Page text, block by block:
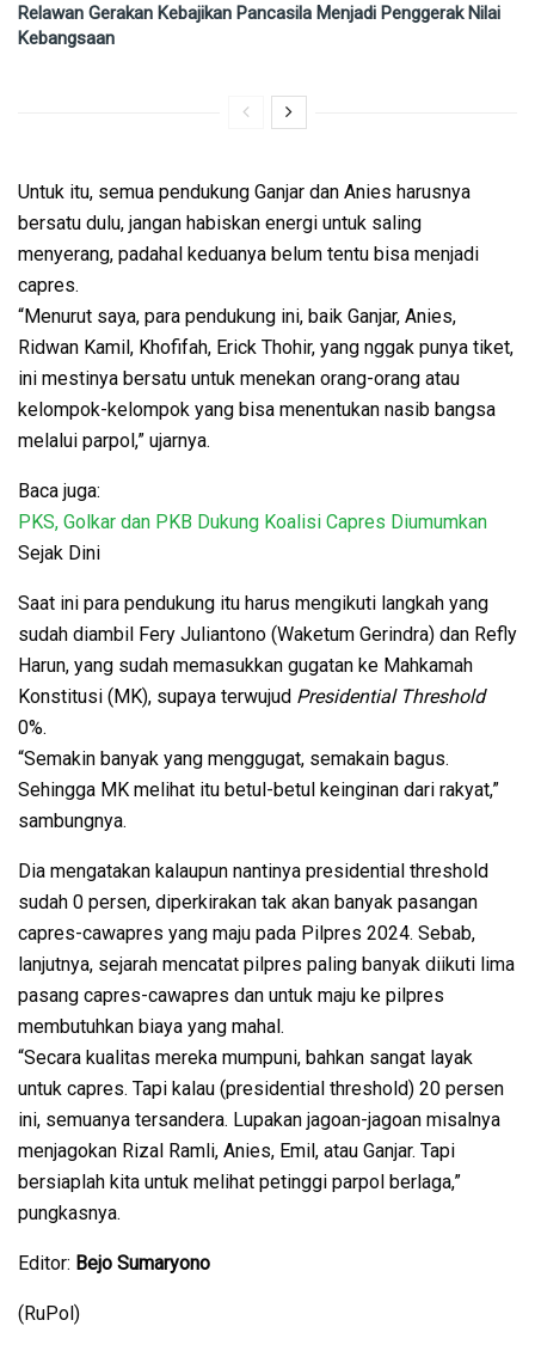
Relawan Gerakan Kebajikan Pancasila Menjadi Penggerak Nilai
Kebangsaan
Untuk itu, semua pendukung Ganjar dan Anies harusnya
bersatu dulu, jangan habiskan energi untuk saling
menyerang, padahal keduanya belum tentu bisa menjadi
capres.
“Menurut saya, para pendukung ini, baik Ganjar, Anies,
Ridwan Kamil, Khofifah, Erick Thohir, yang nggak punya tiket,
ini mestinya bersatu untuk menekan orang-orang atau
kelompok-kelompok yang bisa menentukan nasib bangsa
melalui parpol,” ujarnya.
Baca juga:
PKS, Golkar dan PKB Dukung Koalisi Capres Diumumkan
Sejak Dini
Saat ini para pendukung itu harus mengikuti langkah yang
sudah diambil Fery Juliantono (Waketum Gerindra) dan Refly
Harun, yang sudah memasukkan gugatan ke Mahkamah
Konstitusi (MK), supaya terwujud Presidential Threshold
0%.
“Semakin banyak yang menggugat, semakain bagus.
Sehingga MK melihat itu betul-betul keinginan dari rakyat,”
sambungnya.
Dia mengatakan kalaupun nantinya presidential threshold
sudah 0 persen, diperkirakan tak akan banyak pasangan
capres-cawapres yang maju pada Pilpres 2024. Sebab,
lanjutnya, sejarah mencatat pilpres paling banyak diikuti lima
pasang capres-cawapres dan untuk maju ke pilpres
membutuhkan biaya yang mahal.
“Secara kualitas mereka mumpuni, bahkan sangat layak
untuk capres. Tapi kalau (presidential threshold) 20 persen
ini, semuanya tersandera. Lupakan jagoan-jagoan misalnya
menjagokan Rizal Ramli, Anies, Emil, atau Ganjar. Tapi
bersiaplah kita untuk melihat petinggi parpol berlaga,”
pungkasnya.
Editor: Bejo Sumaryono
(RuPol)